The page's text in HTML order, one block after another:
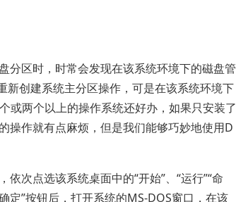
区时，时常会发现在该系统环境下的磁盘管
创建系统主分区操作，可是在该系统环境下
或两个以上的操作系统还好办，如果只安装了
作就有点麻烦，但是我们能够巧妙地使用D
点选该系统桌面中的“开始”、“运行”“命
定”按钮后，打开系统的MS-DOS窗口，在该